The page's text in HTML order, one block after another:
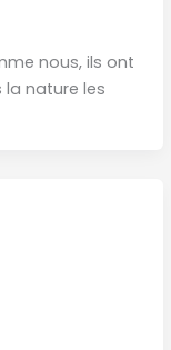
nous, ils ont
nature les